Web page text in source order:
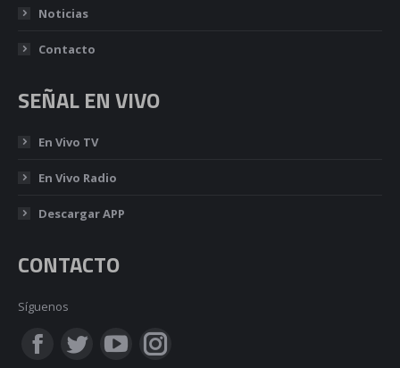
Noticias
Contacto
SEÑAL EN VIVO
En Vivo TV
En Vivo Radio
Descargar APP
CONTACTO
Síguenos
Encuéntranos en:
FacebookTwitter YouTubeInstagram